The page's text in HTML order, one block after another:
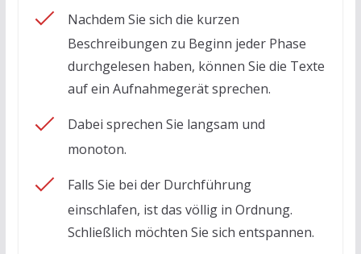
Nachdem Sie sich die kurzen
Beschreibungen zu Beginn jeder Phase
durchgelesen haben, können Sie die Texte
auf ein Aufnahmegerät sprechen.
Dabei sprechen Sie langsam und
monoton.
Falls Sie bei der Durchführung
einschlafen, ist das völlig in Ordnung.
Schließlich möchten Sie sich entspannen.